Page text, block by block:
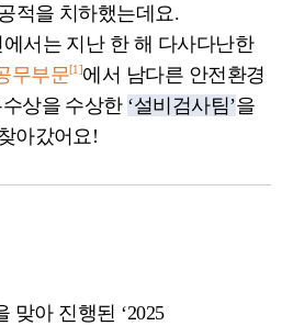
적을 치하했는데요.
서는 지난 한 해 다사다난한
무부문[1]에서 남다른 안전환경
상을 수상한 ‘설비검사팀’을
아갔어요!
맞아 진행된 ‘2025